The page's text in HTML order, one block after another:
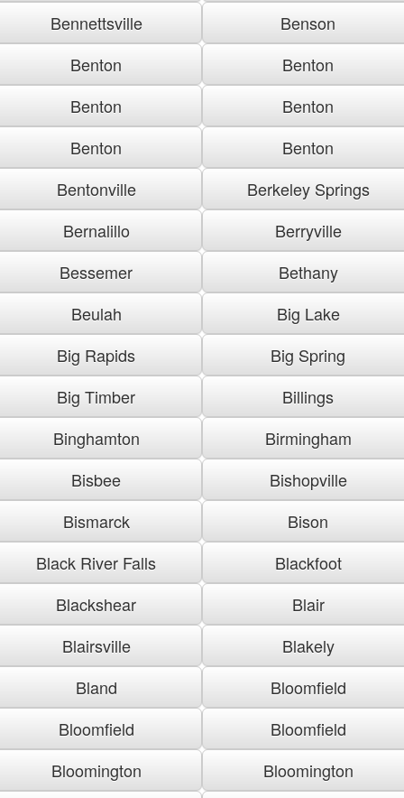
Bennettsville
Benson
Benton
Benton
Benton
Benton
Benton
Benton
Bentonville
Berkeley Springs
Bernalillo
Berryville
Bessemer
Bethany
Beulah
Big Lake
Big Rapids
Big Spring
Big Timber
Billings
Binghamton
Birmingham
Bisbee
Bishopville
Bismarck
Bison
Black River Falls
Blackfoot
Blackshear
Blair
Blairsville
Blakely
Bland
Bloomfield
Bloomfield
Bloomfield
Bloomington
Bloomington